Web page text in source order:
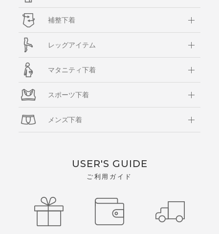
補整下着
レッグアイテム
マタニティ下着
スポーツ下着
メンズ下着
USER'S GUIDE
ご利用ガイド